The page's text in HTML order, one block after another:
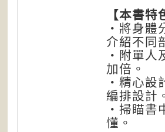
【本書特
‧將身體
介紹不同
‧附單人
加倍。
‧精心設
編排設計
‧掃瞄書
懂。